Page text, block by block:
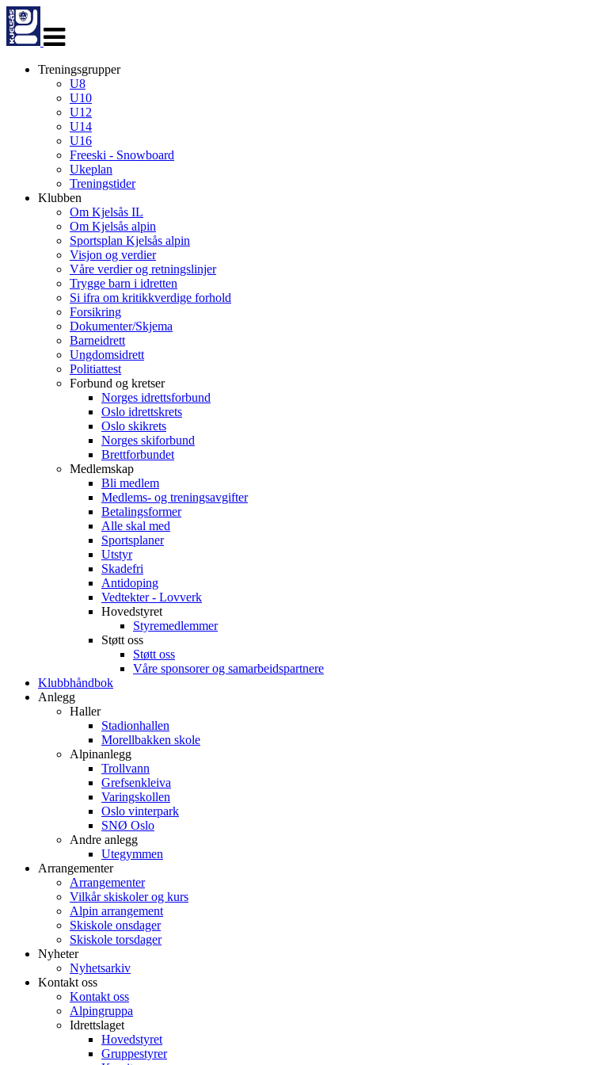
navigasjon
Treningsgrupper
U8
U10
U12
U14
U16
Freeski - Snowboard
Ukeplan
Treningstider
Klubben
Om Kjelsås IL
Om Kjelsås alpin
Sportsplan Kjelsås alpin
Visjon og verdier
Våre verdier og retningslinjer
Trygge barn i idretten
Si ifra om kritikkverdige forhold
Forsikring
Dokumenter/Skjema
Barneidrett
Ungdomsidrett
Politiattest
Forbund og kretser
Norges idrettsforbund
Oslo idrettskrets
Oslo skikrets
Norges skiforbund
Brettforbundet
Medlemskap
Bli medlem
Medlems- og treningsavgifter
Betalingsformer
Alle skal med
Sportsplaner
Utstyr
Skadefri
Antidoping
Vedtekter - Lovverk
Hovedstyret
Styremedlemmer
Støtt oss
Støtt oss
Våre sponsorer og samarbeidspartnere
Klubbhåndbok
Anlegg
Haller
Stadionhallen
Morellbakken skole
Alpinanlegg
Trollvann
Grefsenkleiva
Varingskollen
Oslo vinterpark
SNØ Oslo
Andre anlegg
Utegymmen
Arrangementer
Arrangementer
Vilkår skiskoler og kurs
Alpin arrangement
Skiskole onsdager
Skiskole torsdager
Nyheter
Nyhetsarkiv
Kontakt oss
Kontakt oss
Alpingruppa
Idrettslaget
Hovedstyret
Gruppestyrer